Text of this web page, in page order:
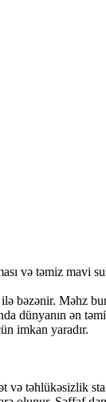
və təmiz mavi
bəzənir. Məhz
dünyanın ən
imkan yaradır.
təhlükəsizlik